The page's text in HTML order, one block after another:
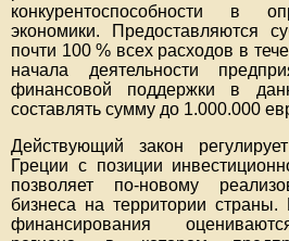
конкурентоспособности в
экономики. Предоставляются
почти 100 % всех расходов в
начала деятельности
финансовой поддержки в
составлять сумму до 1.000.000
Действующий закон
Греции с позиции
позволяет по-новому
бизнеса на территории
финансирования